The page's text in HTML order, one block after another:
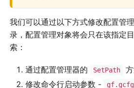
我们可以通过以下方式修改配置管
录，配置管理对象将会只在该指定
索：
通过配置管理器的 SetPath
修改命令行启动参数 -